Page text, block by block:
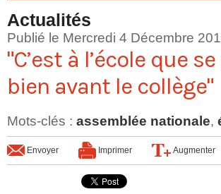
Actualités
Publié le Mercredi 4 Décembre
"C’est à l’école que
bien avant le collège"
Mots-clés : assemblée nationale,
Envoyer Imprimer Augmenter